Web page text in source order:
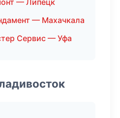
— Липецк
— Махачкала
Сервис — Уфа